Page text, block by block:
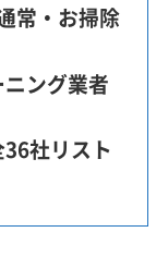
常・お掃除
ング業者
社リスト